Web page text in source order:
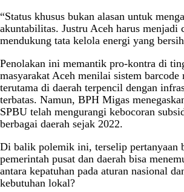
“Status khusus bukan alasan untuk
akuntabilitas. Justru Aceh harus menjadi
mendukung tata kelola energi yang
Penolakan ini memantik pro-kontra di
masyarakat Aceh menilai sistem barcode
terutama di daerah terpencil dengan
terbatas. Namun, BPH Migas
SPBU telah mengurangi kebocoran
berbagai daerah sejak 2022.
Di balik polemik ini, terselip pertanyaan
pemerintah pusat dan daerah bisa
antara kepatuhan pada aturan nasional
kebutuhan lokal?